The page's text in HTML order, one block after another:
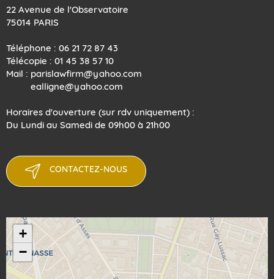
22 Avenue de l'Observatoire
75014 PARIS
Téléphone : 06 21 72 87 43
Télécopie : 01 45 38 57 10
Mail : parislawfirm@yahoo.com
​​​​​​​ ealligne@yahoo.com
Horaires d'ouverture (sur rdv uniquement) :
Du Lundi au Samedi de 09h00 à 21h00
CONTACTEZ-NOUS
+
−